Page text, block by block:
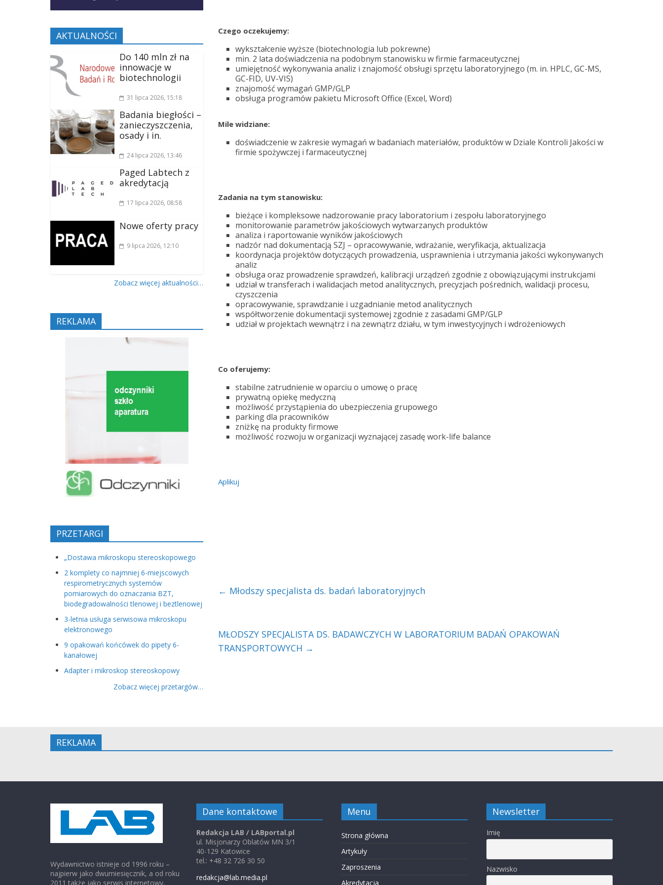
Czego oczekujemy:
wykształcenie wyższe (biotechnologia lub pokrewne)
min. 2 lata doświadczenia na podobnym stanowisku w firmie farmaceutycznej
umiejętność wykonywania analiz i znajomość obsługi sprzętu laboratoryjnego (m. in. HPLC, GC-MS,
GC-FID, UV-VIS)
znajomość wymagań GMP/GLP
obsługa programów pakietu Microsoft Office (Excel, Word)
Mile widziane:
doświadczenie w zakresie wymagań w badaniach materiałów, produktów w Dziale Kontroli Jakości w
firmie spożywczej i farmaceutycznej
Zadania na tym stanowisku:
bieżące i kompleksowe nadzorowanie pracy laboratorium i zespołu laboratoryjnego
monitorowanie parametrów jakościowych wytwarzanych produktów
analiza i raportowanie wyników jakościowych
nadzór nad dokumentacją SZJ – opracowywanie, wdrażanie, weryfikacja, aktualizacja
koordynacja projektów dotyczących prowadzenia, usprawnienia i utrzymania jakości wykonywanych
analiz
obsługa oraz prowadzenie sprawdzeń, kalibracji urządzeń zgodnie z obowiązującymi instrukcjami
udział w transferach i walidacjach metod analitycznych, precyzjach pośrednich, walidacji procesu,
czyszczenia
opracowywanie, sprawdzanie i uzgadnianie metod analitycznych
współtworzenie dokumentacji systemowej zgodnie z zasadami GMP/GLP
udział w projektach wewnątrz i na zewnątrz działu, w tym inwestycyjnych i wdrożeniowych
Co oferujemy:
stabilne zatrudnienie w oparciu o umowę o pracę
prywatną opiekę medyczną
możliwość przystąpienia do ubezpieczenia grupowego
parking dla pracowników
zniżkę na produkty firmowe
możliwość rozwoju w organizacji wyznającej zasadę work-life balance
Aplikuj
← Młodszy specjalista ds. badań laboratoryjnych
MŁODSZY SPECJALISTA DS. BADAWCZYCH W LABORATORIUM BADAŃ OPAKOWAŃ
TRANSPORTOWYCH →
AKTUALNOŚCI
Do 140 mln zł na
innowacje w
biotechnologii
31 lipca 2026, 15:18
Badania biegłości –
zanieczyszczenia,
osady i in.
24 lipca 2026, 13:46
Paged Labtech z
akredytacją
17 lipca 2026, 08:58
Nowe oferty pracy
9 lipca 2026, 12:10
Zobacz więcej aktualności…
REKLAMA
PRZETARGI
„Dostawa mikroskopu stereoskopowego
2 komplety co najmniej 6-miejscowych
respirometrycznych systemów
pomiarowych do oznaczania BZT,
biodegradowalności tlenowej i beztlenowej
3-letnia usługa serwisowa mikroskopu
elektronowego
9 opakowań końcówek do pipety 6-
kanałowej
Adapter i mikroskop stereoskopowy
Zobacz więcej przetargów…
REKLAMA
Wydawnictwo istnieje od 1996 roku –
najpierw jako dwumiesięcznik, a od roku
2011 także jako serwis internetowy.
Dane kontaktowe
Redakcja LAB / LABportal.pl
ul. Misjonarzy Oblatów MN 3/1
40-129 Katowice
tel.: +48 32 726 30 50
redakcja@lab.media.pl
Menu
Strona główna
Artykuły
Zaproszenia
Akredytacja
Newsletter
Imię
Nazwisko